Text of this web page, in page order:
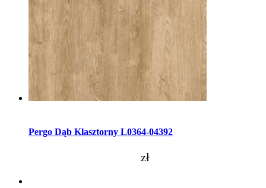
Pergo Dąb Klasztorny L0364-04392
zł